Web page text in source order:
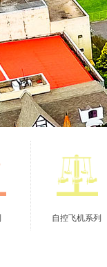
自控飞机系列